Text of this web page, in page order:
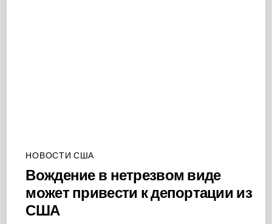
НОВОСТИ США
Вождение в нетрезвом виде
может привести к депортации из
США